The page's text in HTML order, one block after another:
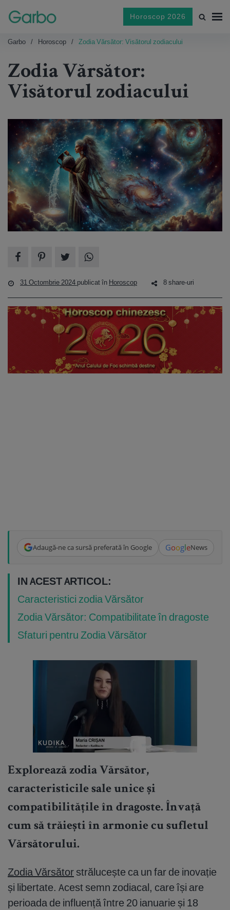
Horoscop 2026
Garbo Horoscop Zodia Vărsător: Visătorul zodiacului
Zodia Vărsător:
Visătorul zodiacului
31 Octombrie 2024 publicat în Horoscop 8 share-uri
Adaugă-ne ca sursă preferată în Google GoogleNews
IN ACEST ARTICOL:
Caracteristici zodia Vărsător
Zodia Vărsător: Compatibilitate în dragoste
Sfaturi pentru Zodia Vărsător
Explorează zodia Vărsător,
caracteristicile sale unice și
compatibilitățile în dragoste. Învață
cum să trăiești în armonie cu sufletul
Vărsătorului.
Zodia Vărsător strălucește ca un far de inovație
și libertate. Acest semn zodiacal, care își are
perioada de influență între 20 ianuarie și 18